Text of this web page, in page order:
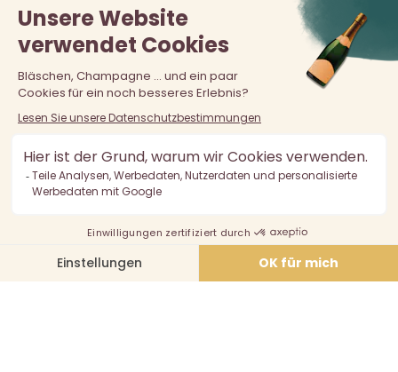
Der Verkauf von Alkohol an unter 18-Jährige ist verboten.
Alkoholmissbrauch ist gefährlich für die Gesundheit, in